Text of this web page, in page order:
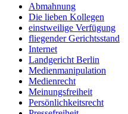
Abmahnung
Die lieben Kollegen
einstweilige Verfügung
fliegender Gerichtsstand
Internet
Landgericht Berlin
Medienmanipulation
Medienrecht
Meinungsfreiheit
Persönlichkeitsrecht